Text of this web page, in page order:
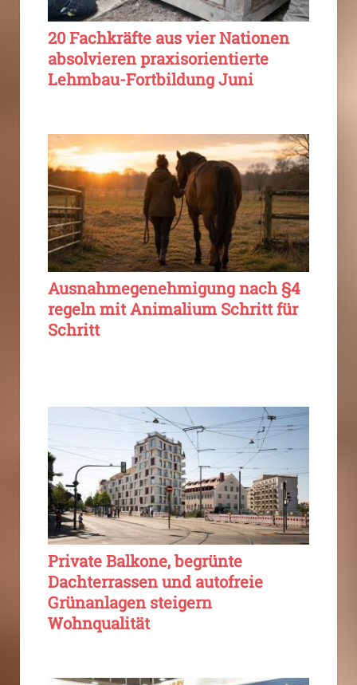
20 Fachkräfte aus vier Nationen
absolvieren praxisorientierte
Lehmbau-Fortbildung Juni
Ausnahmegenehmigung nach §4
regeln mit Animalium Schritt für
Schritt
Private Balkone, begrünte
Dachterrassen und autofreie
Grünanlagen steigern
Wohnqualität